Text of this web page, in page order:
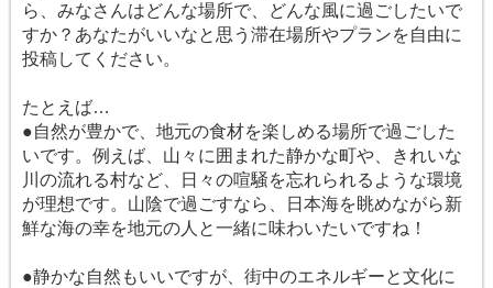
ら、みなさんはどんな場所で、どんな風に過ごしたいで
すか？あなたがいいなと思う滞在場所やプランを自由に
投稿してください。
たとえば…
●自然が豊かで、地元の食材を楽しめる場所で過ごした
いです。例えば、山々に囲まれた静かな町や、きれいな
川の流れる村など、日々の喧騒を忘れられるような環境
が理想です。山陰で過ごすなら、日本海を眺めながら新
鮮な海の幸を地元の人と一緒に味わいたいですね！
●静かな自然もいいですが、街中のエネルギーと文化に